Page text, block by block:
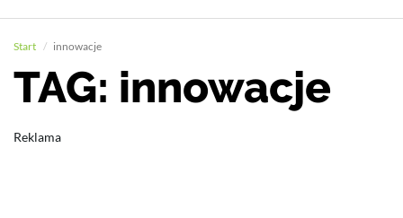
Start innowacje
TAG: innowacje
Reklama